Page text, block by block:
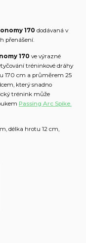
170 dodávaná v
přenášení.
170 ve výrazné
tréninkové dráhy
170 cm a průměrem 25
který snadno
trénink může
Passing Arc Spike.
délka hrotu 12 cm,